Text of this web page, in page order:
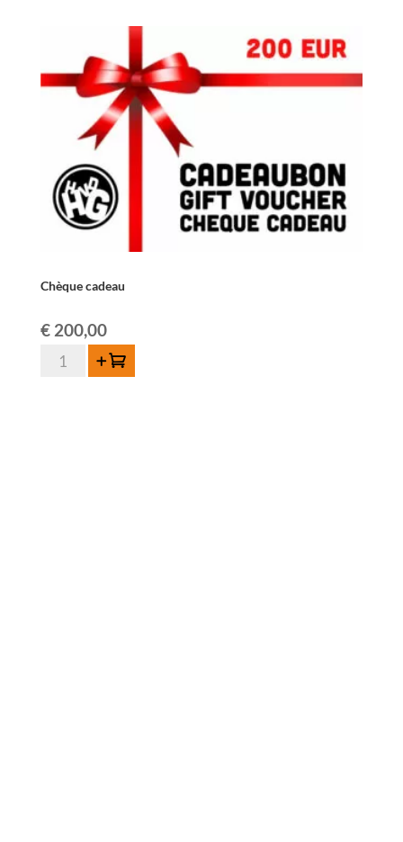
Chèque cadeau
€200,00
quantité
Ajouter au panier